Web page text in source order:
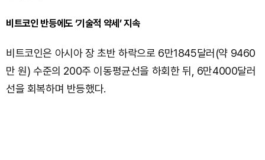
비트코인 반등에도 ‘기술적 약세’ 지속
비트코인은 아시아 장 초반 하락으로 6만1845달러(약 9460
만 원) 수준의 200주 이동평균선을 하회한 뒤, 6만4000달러
선을 회복하며 반등했다.